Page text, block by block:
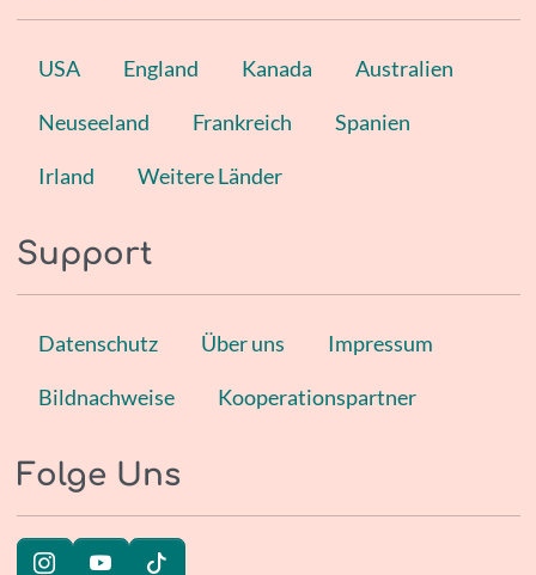
USA England Kanada Australien
Neuseeland Frankreich Spanien
Irland Weitere Länder
Support
Datenschutz Über uns Impressum
Bildnachweise Kooperationspartner
Folge Uns